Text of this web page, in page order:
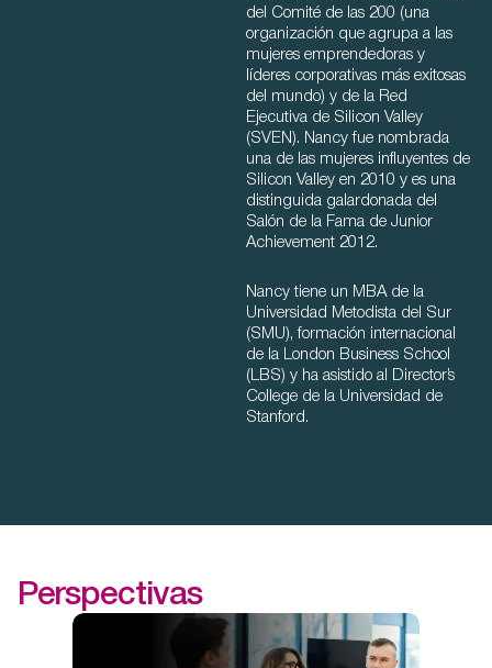
del Comité de las 200 (una
organización que agrupa a las
mujeres emprendedoras y
líderes corporativas más exitosas
del mundo) y de la Red
Ejecutiva de Silicon Valley
(SVEN). Nancy fue nombrada
una de las mujeres influyentes de
Silicon Valley en 2010 y es una
distinguida galardonada del
Salón de la Fama de Junior
Achievement 2012.
Nancy tiene un MBA de la
Universidad Metodista del Sur
(SMU), formación internacional
de la London Business School
(LBS) y ha asistido al Director’s
College de la Universidad de
Stanford.
Perspectivas